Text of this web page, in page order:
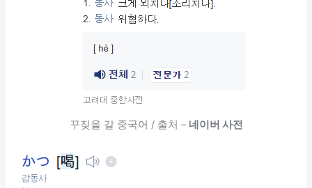
꾸짖을 갈 중국어 / 출처 – 네이버 사전